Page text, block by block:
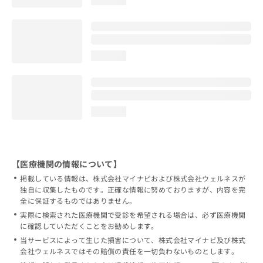
【医療機関の情報について】
掲載している情報は、株式会社マイナビおよび株式会社ウェルネスが
独自に収集したものです。正確な情報に努めておりますが、内容を完
全に保証するものではありません。
実際に検索された医療機関で受診を希望される場合は、必ず医療機関
に確認していただくことをお勧めします。
当サービスによって生じた損害について、株式会社マイナビ及び株式
会社ウェルネスではその賠償の責任を一切負わないものとします。